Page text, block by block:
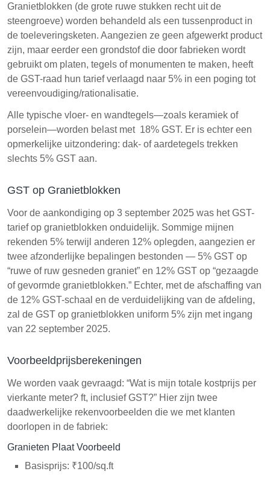
Granietblokken (de grote ruwe stukken recht uit de
steengroeve) worden behandeld als een tussenproduct in
de toeleveringsketen. Aangezien ze geen afgewerkt product
zijn, maar eerder een grondstof die door fabrieken wordt
gebruikt om platen, tegels of monumenten te maken, heeft
de GST-raad hun tarief verlaagd naar 5% in een poging tot
vereenvoudiging/rationalisatie.
Alle typische vloer- en wandtegels—zoals keramiek of
porselein—worden belast met 18% GST. Er is echter een
opmerkelijke uitzondering: dak- of aardetegels trekken
slechts 5% GST aan.
GST op Granietblokken
Voor de aankondiging op 3 september 2025 was het GST-
tarief op granietblokken onduidelijk. Sommige mijnen
rekenden 5% terwijl anderen 12% oplegden, aangezien er
twee afzonderlijke bepalingen bestonden — 5% GST op
“ruwe of ruw gesneden graniet” en 12% GST op “gezaagde
of gevormde granietblokken.” Echter, met de afschaffing van
de 12% GST-schaal en de verduidelijking van de afdeling,
zal de GST op granietblokken uniform 5% zijn met ingang
van 22 september 2025.
Voorbeeldprijsberekeningen
We worden vaak gevraagd: “Wat is mijn totale kostprijs per
vierkante meter? ft, inclusief GST?” Hier zijn twee
daadwerkelijke rekenvoorbeelden die we met klanten
doorlopen in de fabriek:
Granieten Plaat Voorbeeld
Basisprijs: ₹100/sq.ft